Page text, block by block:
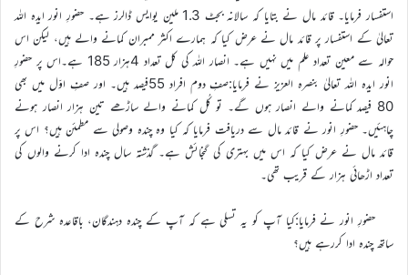
استفسار فرمایا۔ قائد مال نے بتایا کہ سالانہ بجٹ 1.3 ملین یوایس ڈالرز ہے۔ حضورِ انور ایدہ اللہ
تعالیٰ کے استفسار پر قائد مال نے عرض کیا کہ ہمارے اکثر ممبران کمانے والے ہیں، لیکن اس
حوالہ سے معین تعداد علم میں نہیں ہے۔ انصار اللہ کی کل تعداد 4ہزار 185 ہے۔اس پر حضورِ
انور ایدہ اللہ تعالیٰ بنصرہ العزیز نے فرمایا:صفِ دوم افراد 55فیصد ہیں۔ اور صفِ اوّل میں بھی
80 فیصد کمانے والے انصار ہوں گے۔ تو کُل کمانے والے ساڑھے تین ہزار انصار ہونے
چاہئیں۔ حضورِ انور نے قائد مال سے دریافت فرمایا کہ کیا وہ چندہ وصولی سے مطمئن ہیں؟ اس پر
قائد مال نے عرض کیا کہ اس میں بہتری کی گنجائش ہے۔ گذشتہ سال چندہ ادا کرنے والوں کی
تعداد اڑھائی ہزار کے قریب تھی۔
حضورِ انور نے فرمایا:کیا آپ کو یہ تسلی ہے کہ آپ کے چندہ دہندگان، باقاعدہ شرح کے
ساتھ چندہ ادا کررہے ہیں؟